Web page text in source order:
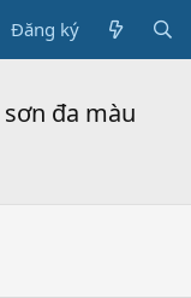
Đăng ký
đa màu